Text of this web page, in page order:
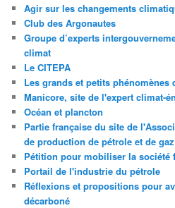
Agir sur les changements
Club des Argonautes
Groupe d’experts
climat
Le CITEPA
Les grands et petits phénomènes
Manicore, site de l'expert climat-
Océan et plancton
Partie française du site de
de production de pétrole et de
Pétition pour mobiliser la société
Portail de l'industrie du pétrole
Réflexions et propositions pour
décarboné